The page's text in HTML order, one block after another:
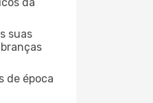
suas
de época